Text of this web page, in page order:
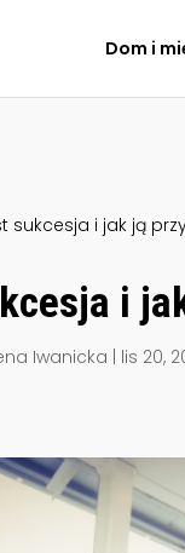
Dom i
sukcesja i jak ją
i
Iwanicka lis 20,